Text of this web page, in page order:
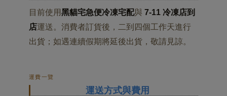
目前使用黑貓宅急便冷凍宅配與 7-11 冷凍店到
店運送。消費者訂貨後，二到四個工作天進行
出貨；如遇連續假期將延後出貨，敬請見諒。
運費一覽
運送方式與費用